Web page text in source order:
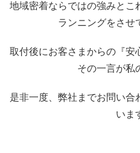
地域密着ならではの強みとこ
ランニングをさせ
取付後にお客さまからの『安
その一言が私
是非一度、弊社までお問い
いま